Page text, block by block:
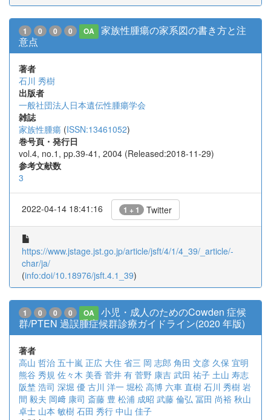
1 0 0 0 OA
家族性腫瘍の家系図の書き方と注
意点
著者
石川 秀樹
出版者
一般社団法人日本遺伝性腫瘍学会
雑誌
家族性腫瘍 (ISSN:13461052)
巻号頁・発行日
vol.4, no.1, pp.39-41, 2004 (Released:2018-11-29)
参考文献数
3
2022-04-14 18:41:16 1 + 1 Twitter
https://www.jstage.jst.go.jp/article/jsft/4/1/4_39/_article/-
char/ja/
(info:doi/10.18976/jsft.4.1_39)
1 0 0 0 OA
小児・成人のためのCowden 症候
群/PTEN 過誤腫症候群診療ガイドライン(2020 年版)
著者
高山 哲治 五十嵐 正広 大住 省三 岡 志郎 角田 文彦 久保 宜明
熊谷 秀規 佐々木 美香 菅井 有 菅野 康吉 武田 祐子 土山 寿志
阪埜 浩司 深堀 優 古川 洋一 堀松 高博 六車 直樹 石川 秀樹 岩
間 毅夫 岡﨑 康司 斎藤 豊 松浦 成昭 武藤 倫弘 冨田 尚裕 秋山
卓士 山本 敏樹 石田 秀行 中山 佳子